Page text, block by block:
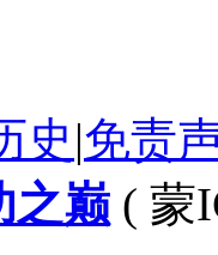
史 |免责
之巅 ( 蒙